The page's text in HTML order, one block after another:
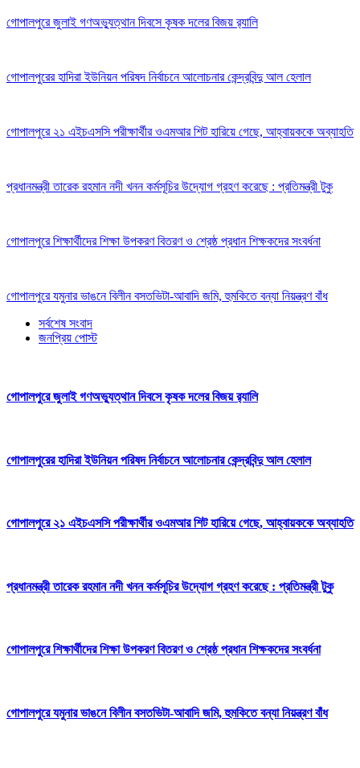
গোপালপুরে জুলাই গণঅভ্যুত্থান দিবসে কৃষক দলের বিজয় র‍্যালি
গোপালপুরের হাদিরা ইউনিয়ন পরিষদ নির্বাচনে আলোচনার কেন্দ্রবিন্দু আল হেলাল
গোপালপুরে ২১ এইচএসসি পরীক্ষার্থীর ওএমআর শিট হারিয়ে গেছে, আহ্বায়ককে অব্যাহতি
প্রধানমন্ত্রী তারেক রহমান নদী খনন কর্মসূচির উদ্যোগ গ্রহণ করেছে : প্রতিমন্ত্রী টুকু
গোপালপুরে শিক্ষার্থীদের শিক্ষা উপকরণ বিতরণ ও শ্রেষ্ঠ প্রধান শিক্ষকদের সংবর্ধনা
গোপালপুরে যমুনার ভাঙনে বিলীন বসতভিটা-আবাদি জমি, হুমকিতে বন্যা নিয়ন্ত্রণ বাঁধ
সর্বশেষ সংবাদ
জনপ্রিয় পোস্ট
গোপালপুরে জুলাই গণঅভ্যুত্থান দিবসে কৃষক দলের বিজয় র‍্যালি
গোপালপুরের হাদিরা ইউনিয়ন পরিষদ নির্বাচনে আলোচনার কেন্দ্রবিন্দু আল হেলাল
গোপালপুরে ২১ এইচএসসি পরীক্ষার্থীর ওএমআর শিট হারিয়ে গেছে, আহ্বায়ককে অব্যাহতি
প্রধানমন্ত্রী তারেক রহমান নদী খনন কর্মসূচির উদ্যোগ গ্রহণ করেছে : প্রতিমন্ত্রী টুকু
গোপালপুরে শিক্ষার্থীদের শিক্ষা উপকরণ বিতরণ ও শ্রেষ্ঠ প্রধান শিক্ষকদের সংবর্ধনা
গোপালপুরে যমুনার ভাঙনে বিলীন বসতভিটা-আবাদি জমি, হুমকিতে বন্যা নিয়ন্ত্রণ বাঁধ